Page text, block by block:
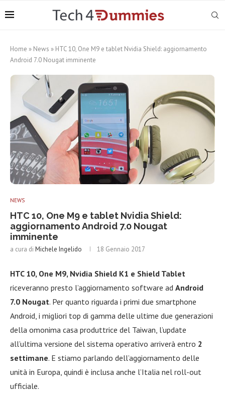
Home » News » HTC 10, One M9 e tablet Nvidia Shield: aggiornamento
Android 7.0 Nougat imminente
NEWS
HTC 10, One M9 e tablet Nvidia Shield:
aggiornamento Android 7.0 Nougat
imminente
a cura di Michele Ingelido 18 Gennaio 2017
HTC 10, One M9, Nvidia Shield K1 e Shield Tablet
riceveranno presto l’aggiornamento software ad Android
7.0 Nougat. Per quanto riguarda i primi due smartphone
Android, i migliori top di gamma delle ultime due generazioni
della omonima casa produttrice del Taiwan, l’update
all’ultima versione del sistema operativo arriverà entro 2
settimane. E stiamo parlando dell’aggiornamento delle
unità in Europa, quindi è inclusa anche l’Italia nel roll-out
ufficiale.